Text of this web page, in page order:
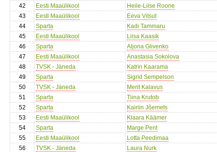
42
Eesti Maaülikool
Heile-Liise Roone
43
Eesti Maaülikool
Eeva Vitsut
44
Sparta
Kadi Tammaru
45
Eesti Maaülikool
Liisa Kaasik
46
Sparta
Aljona Glivenko
47
Eesti Maaülikool
Anastasia Sokolova
48
TVSK - Jäneda
Katrin Kaarama
49
Sparta
Sigrid Sempelson
50
TVSK - Jäneda
Merit Kalavus
51
Sparta
Tiina Krutob
52
Sparta
Kairiin Jõemets
53
Eesti Maaülikool
Klaara Käämer
54
Sparta
Marge Pent
55
Eesti Maaülikool
Lotta Peedimaa
56
TVSK - Jäneda
Laura Nurk